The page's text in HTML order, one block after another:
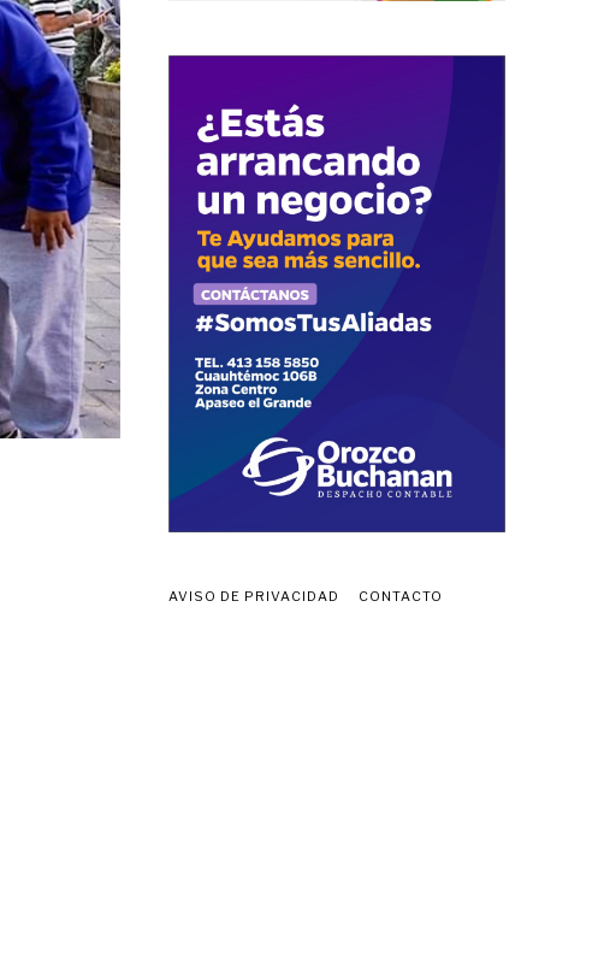
AVISO DE PRIVACIDAD CONTACTO